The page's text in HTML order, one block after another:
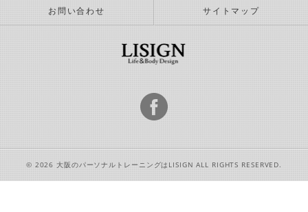
お問い合わせ サイトマップ
© 2026 大阪のパーソナルトレーニングはLISIGN ALL RIGHTS RESERVED.